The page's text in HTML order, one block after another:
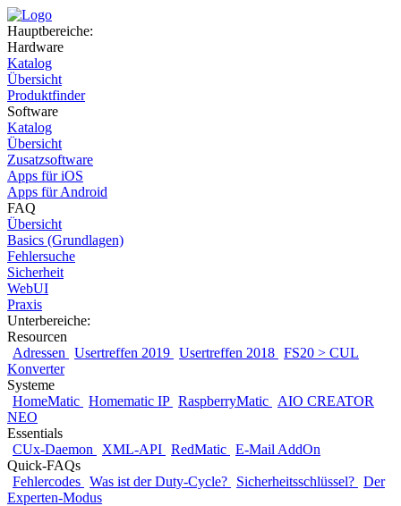
Hauptbereiche:
Hardware
Katalog
Übersicht
Produktfinder
Software
Katalog
Übersicht
Zusatzsoftware
Apps für iOS
Apps für Android
FAQ
Übersicht
Basics (Grundlagen)
Fehlersuche
Sicherheit
WebUI
Praxis
Unterbereiche:
Resourcen
Adressen
Usertreffen 2019 Usertreffen 2018 FS20 > CUL
Konverter
Systeme
HomeMatic Homematic IP RaspberryMatic
AIO CREATOR
NEO
Essentials
CUx-Daemon
XML-API RedMatic E-Mail AddOn
Quick-FAQs
Fehlercodes Was ist der Duty-Cycle? Sicherheitsschlüssel? Der
Experten-Modus